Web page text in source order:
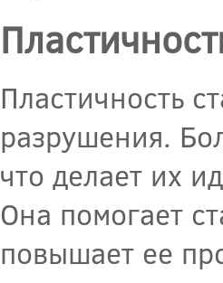
Пластичность
разрушения.
что делает их
Она помогает
повышает ее